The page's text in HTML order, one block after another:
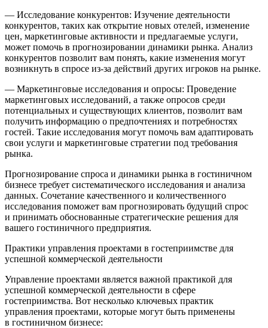
— Исследование конкурентов: Изучение деятельности
конкурентов, таких как открытие новых отелей, изменение
цен, маркетинговые активности и предлагаемые услуги,
может помочь в прогнозировании динамики рынка. Анализ
конкурентов позволит вам понять, какие изменения могут
возникнуть в спросе из-за действий других игроков на рынке.
— Маркетинговые исследования и опросы: Проведение
маркетинговых исследований, а также опросов среди
потенциальных и существующих клиентов, позволит вам
получить информацию о предпочтениях и потребностях
гостей. Такие исследования могут помочь вам адаптировать
свои услуги и маркетинговые стратегии под требования
рынка.
Прогнозирование спроса и динамики рынка в гостиничном
бизнесе требует систематического исследования и анализа
данных. Сочетание качественного и количественного
исследования поможет вам прогнозировать будущий спрос
и принимать обоснованные стратегические решения для
вашего гостиничного предприятия.
Практики управления проектами в гостеприимстве для
успешной коммерческой деятельности
Управление проектами является важной практикой для
успешной коммерческой деятельности в сфере
гостеприимства. Вот несколько ключевых практик
управления проектами, которые могут быть применены
в гостиничном бизнесе: